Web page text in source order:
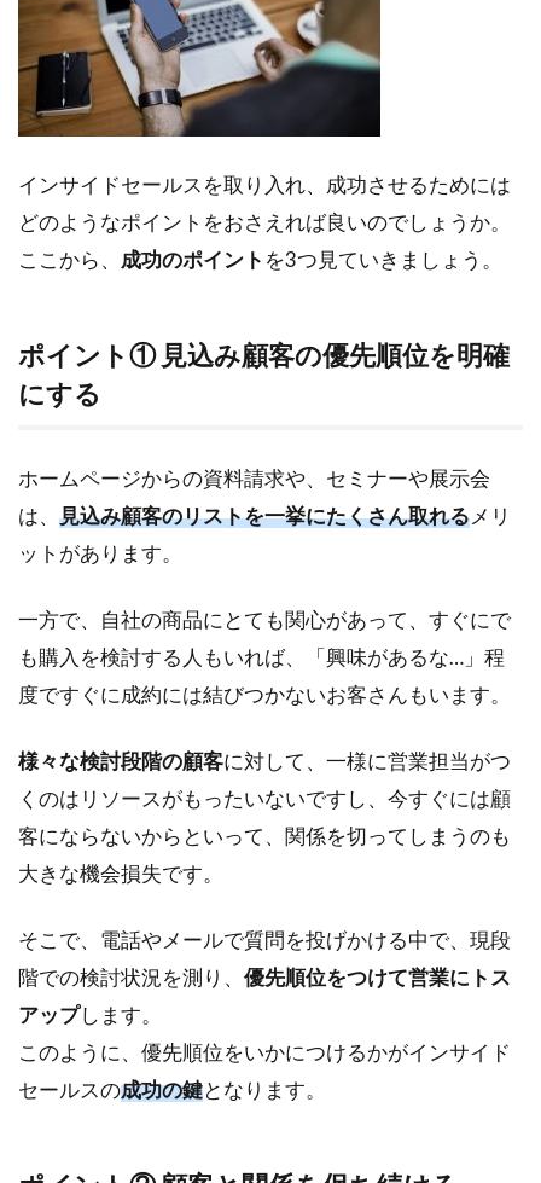
インサイドセールスを取り入れ、成功させるためには
どのようなポイントをおさえれば良いのでしょうか。
ここから、 成功のポイント を3つ見ていきましょう。
ポイント① 見込み顧客の優先順位を明確
にする
ホームページからの資料請求や、セミナーや展示会
は、 見込み顧客のリストを一挙にたくさん取れるメリ
ットがあります。
一方で、自社の商品にとても関心があって、すぐにで
も購入を検討する人もいれば、「興味があるな…」程
度ですぐに成約には結びつかないお客さんもいます。
様々な検討段階の顧客に対して、一様に営業担当がつ
くのはリソースがもったいないですし、今すぐには顧
客にならないからといって、関係を切ってしまうのも
大きな機会損失です。
そこで、電話やメールで質問を投げかける中で、現段
階での検討状況を測り、 優先順位をつけて営業にトス
アップします。
このように、優先順位をいかにつけるかがインサイド
セールスの成功の鍵となります。